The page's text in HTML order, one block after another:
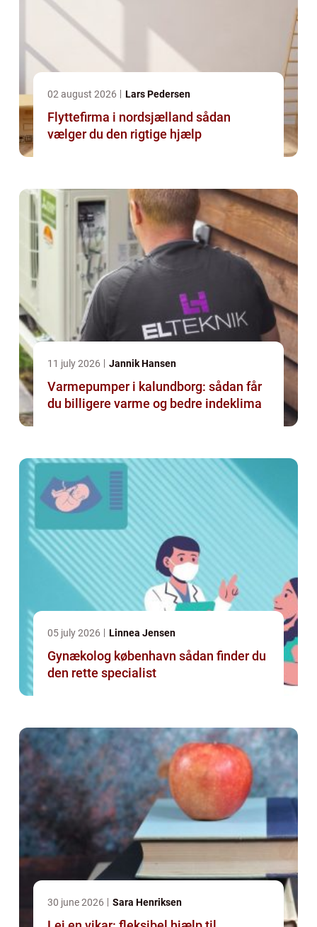
02 august 2026 Lars Pedersen
Flyttefirma i nordsjælland sådan
vælger du den rigtige hjælp
11 july 2026 Jannik Hansen
Varmepumper i kalundborg: sådan får
du billigere varme og bedre indeklima
05 july 2026 Linnea Jensen
Gynækolog københavn sådan finder du
den rette specialist
30 june 2026 Sara Henriksen